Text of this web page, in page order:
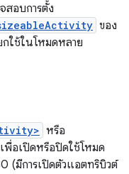
สอบการตั้ง
ของ
ใช้ในโหมดหลาย
หรือ
อเปิดหรือปิดใช้โหมด
(มีการเปิดตัวแอตทริบิวต์